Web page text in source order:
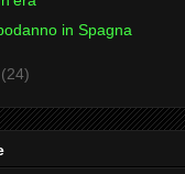
in Spagna
(24)